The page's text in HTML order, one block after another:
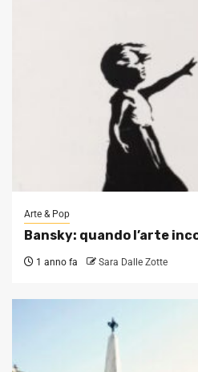
Arte & Pop
Bansky: quando l’arte
1 anno fa Sara Dalle Zotte